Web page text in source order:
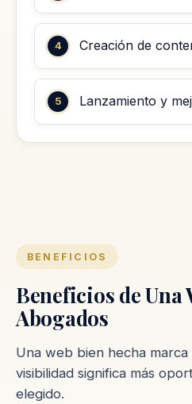
Creación de
Lanzamiento y
BENEFICIOS
Beneficios de Una
Abogados
Una web bien hecha marca
visibilidad significa más
elegido.